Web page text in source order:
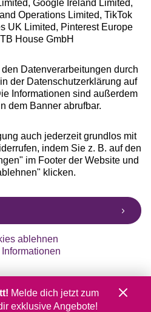
Bonitätsprüfung
Google Ireland Limited,
Operations Limited, TikTok
UK Limited, Pinterest Europe
House GmbH
Datenverarbeitungen durch
der Datenschutzerklärung auf
Informationen sind außerdem
dem Banner abrufbar.
auch jederzeit grundlos mit
indem Sie z. B. auf den
im Footer der Website und
klicken.
ablehnen
Informationen
Melde dich jetzt zum
exklusive Angebote!